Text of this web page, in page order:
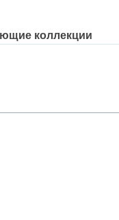
коллекции